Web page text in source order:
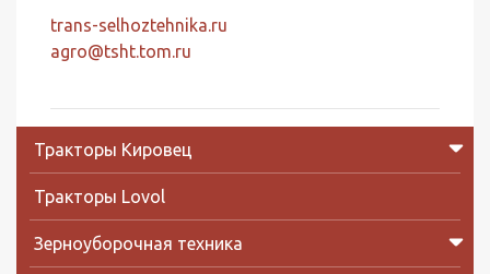
Тракторы Кировец
Тракторы Lovol
Зерноуборочная техника
trans-selhoztehnika.ru
agro@tsht.tom.ru